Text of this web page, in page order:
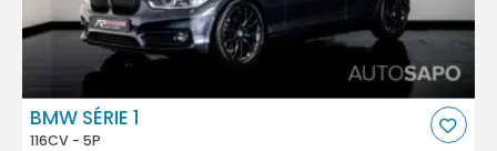
BMW SÉRIE 1
116CV - 5P